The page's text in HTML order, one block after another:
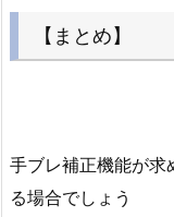
【まとめ】
手ブレ補正機能が
る場合でしょう